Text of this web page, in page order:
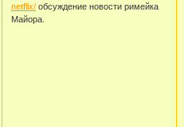
netflix/обсуждение новости римейка
Майора.